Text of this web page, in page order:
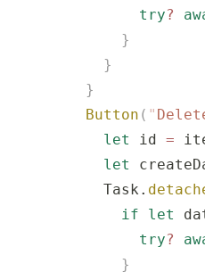
              try
?
            }
          }
        }
        Button
( "
          let
id =
          let
          Task.
            if
let
              try
?
            }